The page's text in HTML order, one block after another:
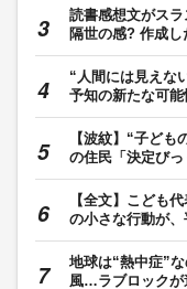
読書感想文がス
隔世の感? 作成
“人間には見えな
予知の新たな可
覆るか
【波紋】“子ど
の住民「決定び
断」
【全文】こども
の小さな行動が、
地球は“熱中症”
風…ラブロックが